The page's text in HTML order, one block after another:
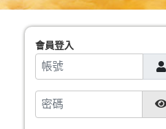
會員登入
帳號
密碼